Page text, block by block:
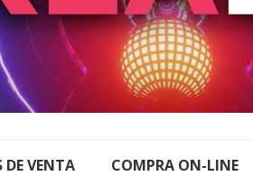
VENTA COMPRA ON-LINE